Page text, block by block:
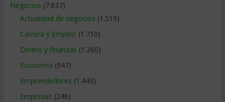
Negocios (7.837)
Actualidad de negocios (1.519)
Carrera y Empleo (1.710)
Dinero y finanzas (1.260)
Economía (947)
Emprendedores (1.443)
Empresas (246)